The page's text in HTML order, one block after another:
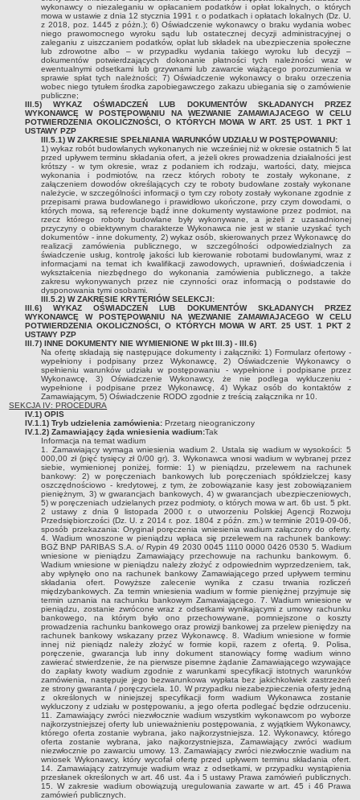
elektryczną i paliwa gazowe dla gminy Rypin
Program Rewitalizacji Gminy Rypin na lata 2016-2023
Plany rozwoju gminy i miejscowości
Strategie Terytorialne Obszaru Prowadzenia Polityki Terytorialnej
OCHRONA ŚRODOWISKA
Wycinka drzew
Raporty o oddziaływaniu przedsięwzięcia na środowisko
Decyzje o środowiskowych uwarunkowaniach
SIOS
Gospodarka odpadami
Deklaracja o wysokości opłaty za gospodarowanie odpadami
komunalnymi
Harmonogram wywozu odpadów
Harmonogram odbioru ponadgabarytowych odpadów komunalnych
Poziom recyklingu i bio
Regionalne instalacje do przetwarzania odpadów komunalnych
(RIPOK)
Punkt Selektywnej Zbiórki Odpadów (PSZOK)
Rejestr działalności regulowanej
Wykaz podmiotów posiadających zezwolenie na prowadzenie
działalności w zakresie opróżniania zbiorników bezodpływowych lub
osadników w instalacjach przydomowych oczyszczalni ścieków i
transport nieczystości ciekłych
Prognozy oddziaływania na środowisko
Opracowania ekofizjograficzne
Azbest
Analiza stanu gospodarki odpadami komunalnymi
Woda i ścieki
Plany polowań kół łowieckich
Informacja o punktach zbierania odpadów folii, sznurka oraz opon,
powstających w gospodarstwach rolnych
INFORMACJE O ODBIORZE I ZAGOSPODAROWANIU
ODPADÓW KOMUNALNYCH NA TERENIE GMINY RYPIN ORAZ
OSIĄGNIĘTE PRZEZ GMINĘ POZIOMY RECYKLINGU
OŚWIADCZENIA MAJĄTKOWE
Wójt
Sekretarz
Skarbnik
Rada Gminy
Kierownik GOPS w Rypinie, Kierownicy jednostek organizacyjnych,
Dyrektor Gminnej Biblioteki Publicznej w Kowalkach
wykonawcy o niezaleganiu w opłacaniem podatków i opłat lokalnych, o których
mowa w ustawie z dnia 12 stycznia 1991 r. o podatkach i opłatach lokalnych (Dz. U.
z 2018, poz. 1445 z póżn.); 6) Oświadczenie wykonawcy o braku wydania wobec
niego prawomocnego wyroku sądu lub ostatecznej decyzji administracyjnej o
zaleganiu z uiszczaniem podatków, opłat lub składek na ubezpieczenia społeczne
lub zdrowotne albo – w przypadku wydania takiego wyroku lub decyzji –
dokumentów potwierdzających dokonanie płatności tych należności wraz w
ewentualnymi odsetkami lub grzywnami lub zawarcie wiążącego porozumienia w
sprawie spłat tych należności; 7) Oświadczenie wykonawcy o braku orzeczenia
wobec niego tytułem środka zapobiegawczego zakazu ubiegania się o zamówienie
publiczne;
III.5) WYKAZ OŚWIADCZEŃ LUB DOKUMENTÓW SKŁADANYCH PRZEZ
WYKONAWCĘ W POSTĘPOWANIU NA WEZWANIE ZAMAWIAJACEGO W CELU
POTWIERDZENIA OKOLICZNOŚCI, O KTÓRYCH MOWA W ART. 25 UST. 1 PKT 1
USTAWY PZP
III.5.1) W ZAKRESIE SPEŁNIANIA WARUNKÓW UDZIAŁU W POSTĘPOWANIU:
1) wykaz robót budowlanych wykonanych nie wcześniej niż w okresie ostatnich 5 lat
przed upływem terminu składania ofert, a jeżeli okres prowadzenia działalności jest
krótszy - w tym okresie, wraz z podaniem ich rodzaju, wartości, daty, miejsca
wykonania i podmiotów, na rzecz których roboty te zostały wykonane, z
załączeniem dowodów określających czy te roboty budowlane zostały wykonane
należycie, w szczególności informacji o tym czy roboty zostały wykonane zgodnie z
przepisami prawa budowlanego i prawidłowo ukończone, przy czym dowodami, o
których mowa, są referencje bądź inne dokumenty wystawione przez podmiot, na
rzecz którego roboty budowlane były wykonywane, a jeżeli z uzasadnionej
przyczyny o obiektywnym charakterze Wykonawca nie jest w stanie uzyskać tych
dokumentów - inne dokumenty, 2) wykaz osób, skierowanych przez Wykonawcę do
realizacji zamówienia publicznego, w szczególności odpowiedzialnych za
świadczenie usług, kontrolę jakości lub kierowanie robotami budowlanymi, wraz z
informacjami na temat ich kwalifikacji zawodowych, uprawnień, doświadczenia i
wykształcenia niezbędnego do wykonania zamówienia publicznego, a także
zakresu wykonywanych przez nie czynności oraz informacją o podstawie do
dysponowania tymi osobami.
III.5.2) W ZAKRESIE KRYTERIÓW SELEKCJI:
III.6) WYKAZ OŚWIADCZEŃ LUB DOKUMENTÓW SKŁADANYCH PRZEZ
WYKONAWCĘ W POSTĘPOWANIU NA WEZWANIE ZAMAWIAJACEGO W CELU
POTWIERDZENIA OKOLICZNOŚCI, O KTÓRYCH MOWA W ART. 25 UST. 1 PKT 2
USTAWY PZP
III.7) INNE DOKUMENTY NIE WYMIENIONE W pkt III.3) - III.6)
Na ofertę składają się następujące dokumenty i załączniki: 1) Formularz ofertowy -
wypełniony i podpisany przez Wykonawcę, 2) Oświadczenie Wykonawcy o
spełnieniu warunków udziału w postępowaniu - wypełnione i podpisane przez
Wykonawcę, 3) Oświadczenie Wykonawcy, że nie podlega wykluczeniu -
wypełnione i podpisane przez Wykonawcę, 4) Wykaz osób do kontaktów z
Zamawiającym, 5) Oświadczenie RODO zgodnie z treścią załącznika nr 10.
SEKCJA IV: PROCEDURA
IV.1) OPIS
IV.1.1) Tryb udzielenia zamówienia:Przetarg nieograniczony
IV.1.2) Zamawiający żąda wniesienia wadium:Tak
Informacja na temat wadium
1. Zamawiający wymaga wniesienia wadium 2. Ustala się wadium w wysokości: 5
000,00 zł (pięć tysięcy zł 0/00 gr). 3. Wykonawca wnosi wadium w wybranej przez
siebie, wymienionej poniżej, formie: 1) w pieniądzu, przelewem na rachunek
bankowy: 2) w poręczeniach bankowych lub poręczeniach spółdzielczej kasy
oszczędnościowo - kredytowej, z tym, że zobowiązanie kasy jest zobowiązaniem
pieniężnym, 3) w gwarancjach bankowych, 4) w gwarancjach ubezpieczeniowych,
5) w poręczeniach udzielanych przez podmioty, o których mowa w art. 6b ust. 5 pkt.
2 ustawy z dnia 9 listopada 2000 r. o utworzeniu Polskiej Agencji Rozwoju
Przedsiębiorczości (Dz. U. z 2014 r. poz. 1804 z późn. zm.) w terminie 2019-09-06,
sposób przekazania: Oryginał poręczenia wniesienia wadium załączony do oferty.
4. Wadium wnoszone w pieniądzu wpłaca się przelewem na rachunek bankowy:
BGŻ BNP PARIBAS S.A. o/ Rypin 49 2030 0045 1110 0000 0426 0530 5. Wadium
wniesione w pieniądzu Zamawiający przechowuje na rachunku bankowym. 6.
Wadium wniesione w pieniądzu należy złożyć z odpowiednim wyprzedzeniem, tak,
aby wpłynęło ono na rachunek bankowy Zamawiającego przed upływem terminu
składania ofert. Powyższe zalecenie wynika z czasu trwania rozliczeń
międzybankowych. Za termin wniesienia wadium w formie pieniężnej przyjmuje się
termin uznania na rachunku bankowym Zamawiającego. 7. Wadium wniesione w
pieniądzu, zostanie zwrócone wraz z odsetkami wynikającymi z umowy rachunku
bankowego, na którym było ono przechowywane, pomniejszone o koszty
prowadzenia rachunku bankowego oraz prowizji bankowej za przelew pieniędzy na
rachunek bankowy wskazany przez Wykonawcę. 8. Wadium wniesione w formie
innej niż pieniądz należy złożyć w formie kopii, razem z ofertą. 9. Polisa,
poręczenie, gwarancja lub inny dokument stanowiący formę wadium winno
zawierać stwierdzenie, że na pierwsze pisemne żądanie Zamawiającego wzywające
do zapłaty kwoty wadium zgodnie z warunkami specyfikacji istotnych warunków
zamówienia, następuje jego bezwarunkowa wypłata bez jakichkolwiek zastrzeżeń
ze strony gwaranta / poręczyciela. 10. W przypadku niezabezpieczenia oferty jedną
z określonych w niniejszej specyfikacji form wadium Wykonawca zostanie
wykluczony z udziału w postępowaniu, a jego oferta podlegać będzie odrzuceniu.
11. Zamawiający zwróci niezwłocznie wadium wszystkim wykonawcom po wyborze
najkorzystniejszej oferty lub unieważnieniu postępowania, z wyjątkiem Wykonawcy,
którego oferta zostanie wybrana, jako najkorzystniejsza. 12. Wykonawcy, którego
oferta zostanie wybrana, jako najkorzystniejsza, Zamawiający zwróci wadium
niezwłocznie po zawarciu umowy. 13. Zamawiający zwróci niezwłocznie wadium na
wniosek Wykonawcy, który wycofał ofertę przed upływem terminu składania ofert.
14. Zamawiający zatrzymuje wadium wraz z odsetkami, w przypadku wystąpienia
przesłanek określonych w art. 46 ust. 4a i 5 ustawy Prawa zamówień publicznych.
15. W zakresie wadium obowiązują uregulowania zawarte w art. 45 i 46 Prawa
zamówień publicznych.